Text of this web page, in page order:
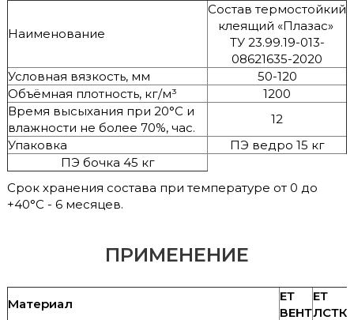
Наименование
Состав термостойкий
клеящий «Плазас»
ТУ 23.99.19-013-
08621635-2020
Условная вязкость, мм
50-120
Объёмная плотность, кг/м³
1200
Время высыхания при 20°С и
влажности не более 70%, час.
12
Упаковка
ПЭ ведро 15 кг
ПЭ бочка 45 кг
Срок хранения состава при температуре от 0 до
+40°С - 6 месяцев.
ПРИМЕНЕНИЕ
Материал
ЕТ
ВЕНТ
ЕТ
ЛСТК